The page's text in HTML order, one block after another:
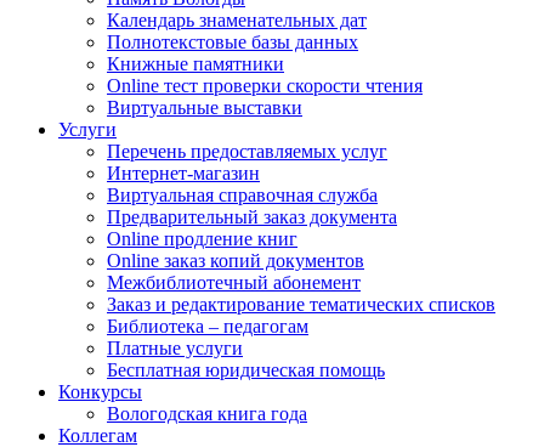
Календарь знаменательных дат
Полнотекстовые базы данных
Книжные памятники
Online тест проверки скорости чтения
Виртуальные выставки
Услуги
Перечень предоставляемых услуг
Интернет-магазин
Виртуальная справочная служба
Предварительный заказ документа
Online продление книг
Online заказ копий документов
Межбиблиотечный абонемент
Заказ и редактирование тематических списков
Библиотека – педагогам
Платные услуги
Бесплатная юридическая помощь
Конкурсы
Вологодская книга года
Коллегам